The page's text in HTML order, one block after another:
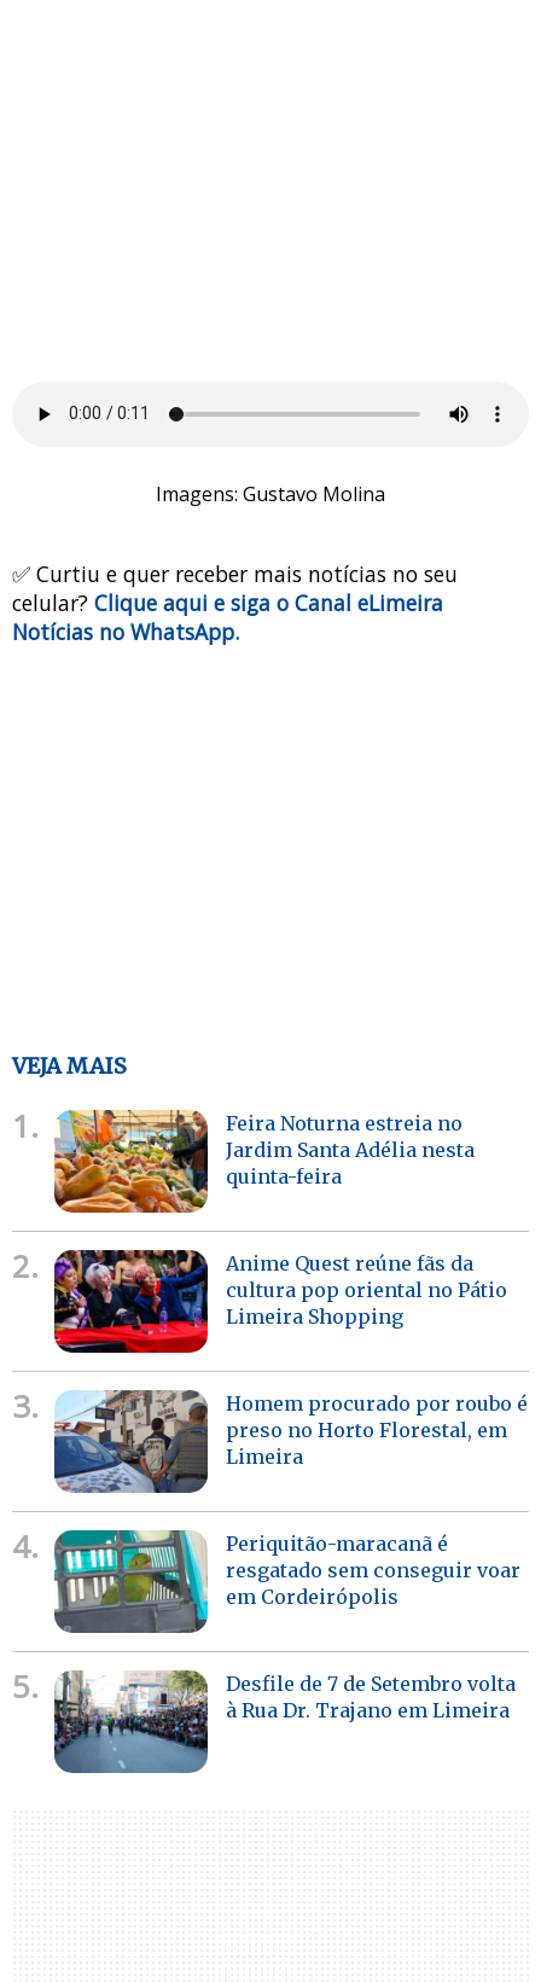
Imagens: Gustavo Molina
✅ Curtiu e quer receber mais notícias no seu
celular? Clique aqui e siga o Canal eLimeira
Notícias no WhatsApp.
VEJA MAIS
1.
Feira Noturna estreia no
Jardim Santa Adélia nesta
quinta-feira
2.
Anime Quest reúne fãs da
cultura pop oriental no Pátio
Limeira Shopping
3.
Homem procurado por roubo é
preso no Horto Florestal, em
Limeira
4.
Periquitão-maracanã é
resgatado sem conseguir voar
em Cordeirópolis
5.
Desfile de 7 de Setembro volta
à Rua Dr. Trajano em Limeira